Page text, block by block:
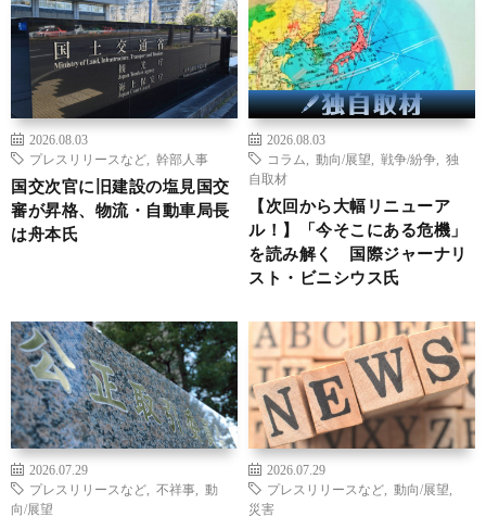
2026.08.03
プレスリリースなど
幹部人事
国交次官に旧建設の塩見国交
審が昇格、物流・自動車局長
は舟本氏
2026.08.03
コラム
動向/展望 戦争/紛争
独
自取材
【次回から大幅リニューア
ル！】「今そこにある危機」
を読み解く 国際ジャーナリ
スト・ビニシウス氏
2026.07.29
プレスリリースなど
不祥事
動
向/展望
2026.07.29
プレスリリースなど
動向/展望
災害